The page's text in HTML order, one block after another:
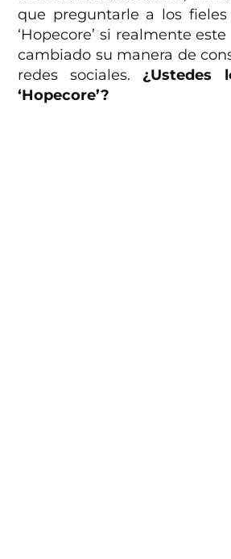
que preguntarle a los fieles
‘Hopecore’ si realmente
cambiado su manera de
redes sociales. ¿Ustedes
‘Hopecore’?